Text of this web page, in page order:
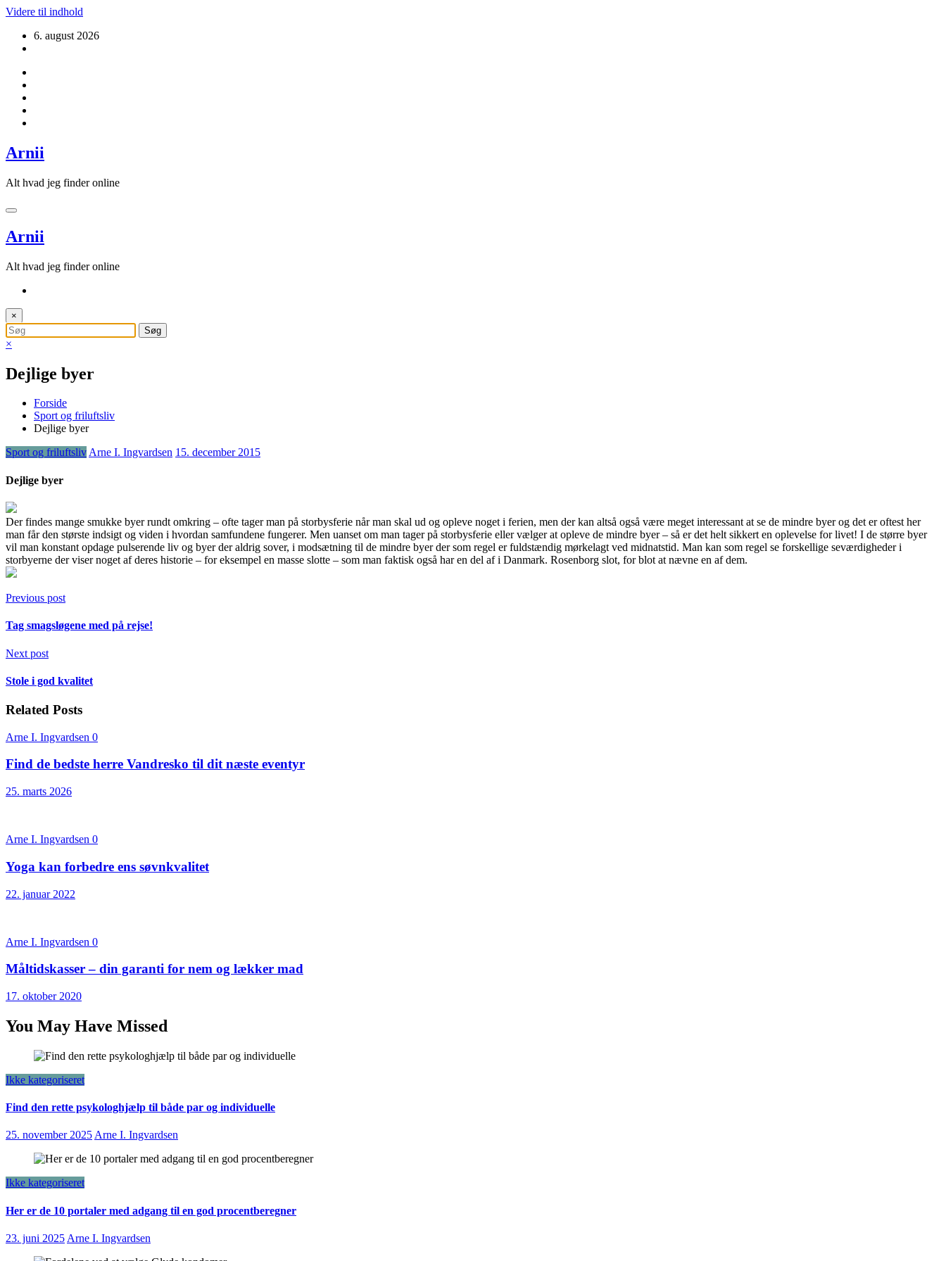
Videre til indhold
6. august 2026
Arnii
Alt hvad jeg finder online
Arnii
Alt hvad jeg finder online
×
×
Dejlige byer
Forside
Sport og friluftsliv
Dejlige byer
Sport og friluftslivArne I. Ingvardsen 15. december 2015
Dejlige byer
Der findes mange smukke byer rundt omkring – ofte tager man på storbysferie når man skal ud og opleve noget i ferien, men der kan altså også være meget interessant at se de mindre byer og det er oftest her
man får den største indsigt og viden i hvordan samfundene fungerer. Men uanset om man tager på storbysferie eller vælger at opleve de mindre byer – så er det helt sikkert en oplevelse for livet! I de større byer
vil man konstant opdage pulserende liv og byer der aldrig sover, i modsætning til de mindre byer der som regel er fuldstændig mørkelagt ved midnatstid. Man kan som regel se forskellige seværdigheder i
storbyerne der viser noget af deres historie – for eksempel en masse slotte – som man faktisk også har en del af i Danmark. Rosenborg slot, for blot at nævne en af dem.
Previous post
Tag smagsløgene med på rejse!
Next post
Stole i god kvalitet
Related Posts
Arne I. Ingvardsen 0
Find de bedste herre Vandresko til dit næste eventyr
25. marts 2026
Arne I. Ingvardsen 0
Yoga kan forbedre ens søvnkvalitet
22. januar 2022
Arne I. Ingvardsen 0
Måltidskasser – din garanti for nem og lækker mad
17. oktober 2020
You May Have Missed
Ikke kategoriseret
Find den rette psykologhjælp til både par og individuelle
25. november 2025Arne I. Ingvardsen
Ikke kategoriseret
Her er de 10 portaler med adgang til en god procentberegner
23. juni 2025 Arne I. Ingvardsen